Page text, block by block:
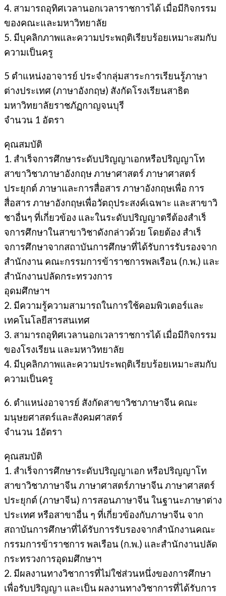
4. สามารถอุทิศเวลานอกเวลาราชการได้ เมื่อมีกิจกรรม
ของคณะและมหาวิทยาลัย
5. มีบุคลิกภาพและความประพฤติเรียบร้อยเหมาะสมกับ
ความเป็นครู
5 ตําแหน่งอาจารย์ ประจํากลุ่มสาระการเรียนรู้ภาษา
ต่างประเทศ (ภาษาอังกฤษ) สังกัดโรงเรียนสาธิต
มหาวิทยาลัยราชภัฏกาญจนบุรี
จํานวน 1 อัตรา
คุณสมบัติ
1. สําเร็จการศึกษาระดับปริญญาเอกหรือปริญญาโท
สาขาวิชาภาษาอังกฤษ ภาษาศาสตร์ ภาษาศาสตร์
ประยุกต์ ภาษาและการสื่อสาร ภาษาอังกฤษเพื่อ การ
สื่อสาร ภาษาอังกฤษเพื่อวัตถุประสงค์เฉพาะ และสาขาวิ
ชาอื่นๆ ที่เกี่ยวข้อง และในระดับปริญญาตรีต้องสําเร็
จการศึกษาในสาขาวิชาดังกล่าวด้วย โดยต้อง สําเร็
จการศึกษาจากสถาบันการศึกษาที่ได้รับการรับรองจาก
สํานักงาน คณะกรรมการข้าราชการพลเรือน (ก.พ.) และ
สํานักงานปลัดกระทรวงการ
อุดมศึกษาฯ
2. มีความรู้ความสามารถในการใช้คอมพิวเตอร์และ
เทคโนโลยีสารสนเทศ
3. สามารถอุทิศเวลานอกเวลาราชการได้ เมื่อมีกิจกรรม
ของโรงเรียน และมหาวิทยาลัย
4. มีบุคลิกภาพและความประพฤติเรียบร้อยเหมาะสมกับ
ความเป็นครู
6. ตําแหน่งอาจารย์ สังกัดสาขาวิชาภาษาจีน คณะ
มนุษยศาสตร์และสังคมศาสตร์
จํานวน 1อัตรา
คุณสมบัติ
1. สําเร็จการศึกษาระดับปริญญาเอก หรือปริญญาโท
สาขาวิชาภาษาจีน ภาษาศาสตร์ภาษาจีน ภาษาศาสตร์
ประยุกต์ (ภาษาจีน) การสอนภาษาจีน ในฐานะภาษาต่าง
ประเทศ หรือสาขาอื่น ๆ ที่เกี่ยวข้องกับภาษาจีน จาก
สถาบันการศึกษาที่ได้รับการรับรองจากสํานักงานคณะ
กรรมการข้าราชการ พลเรือน (ก.พ.) และสํานักงานปลัด
กระทรวงการอุดมศึกษาฯ
2. มีผลงานทางวิชาการที่ไม่ใช่ส่วนหนึ่งของการศึกษา
เพื่อรับปริญญา และเป็น ผลงานทางวิชาการที่ได้รับการ